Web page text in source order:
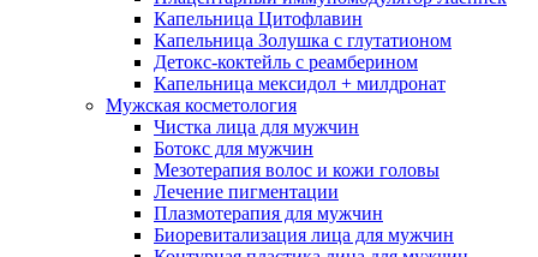
Капельница Цитофлавин
Капельница Золушка с глутатионом
Детокс-коктейль с реамберином
Капельница мексидол + милдронат
Мужская косметология
Чистка лица для мужчин
Ботокс для мужчин
Мезотерапия волос и кожи головы
Лечение пигментации
Плазмотерапия для мужчин
Биоревитализация лица для мужчин